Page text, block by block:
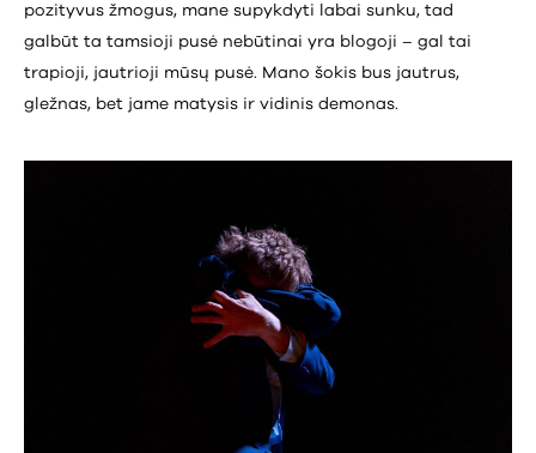
pozityvus žmogus, mane supykdyti labai sunku, tad
galbūt ta tamsioji pusė nebūtinai yra blogoji – gal tai
trapioji, jautrioji mūsų pusė. Mano šokis bus jautrus,
gležnas, bet jame matysis ir vidinis demonas.